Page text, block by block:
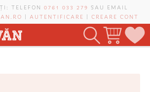
TELEFON 0761 033 279 SAU EMAIL
| AUTENTIFICARE | CREARE CONT